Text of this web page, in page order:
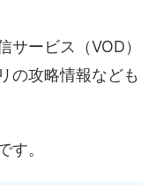
サービス（VOD）
の攻略情報なども
す。